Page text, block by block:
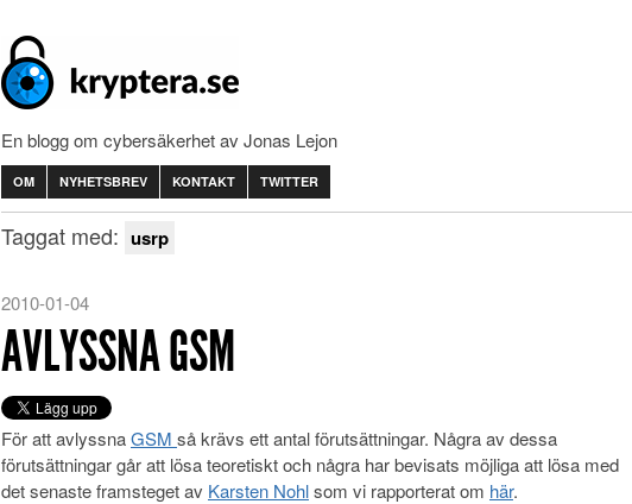
En blogg om cybersäkerhet av Jonas Lejon
OM NYHETSBREV KONTAKT TWITTER
Taggat med: usrp
2010-01-04
AVLYSSNA GSM
För att avlyssnaGSM så krävs ett antal förutsättningar. Några av dessa
förutsättningar går att lösa teoretiskt och några har bevisats möjliga att lösa med
det senaste framsteget av Karsten Nohlsom vi rapporterat om här.